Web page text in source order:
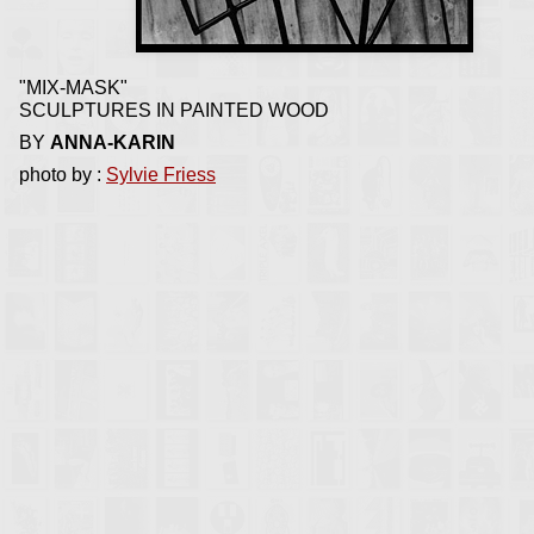
"MIX-MASK"
SCULPTURES IN PAINTED WOOD
BY ANNA-KARIN
photo by : Sylvie Friess